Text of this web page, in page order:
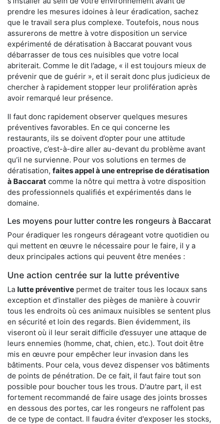
prendre les mesures idoines à leur éradication, sachez
que le travail sera plus complexe. Toutefois, nous nous
assurerons de mettre à votre disposition un service
expérimenté de dératisation à Baccarat pouvant vous
débarrasser de tous ces nuisibles que votre local
abriterait. Comme le dit l’adage, « il est toujours mieux de
prévenir que de guérir », et il serait donc plus judicieux de
chercher à rapidement stopper leur prolifération après
avoir remarqué leur présence.
Il faut donc rapidement observer quelques mesures
préventives favorables. En ce qui concerne les
restaurants, ils se doivent d’opter pour une attitude
proactive, c’est-à-dire aller au-devant du problème avant
qu’il ne survienne. Pour vos solutions en termes de
dératisation, faites appel à une entreprise de dératisation
à Baccarat comme la nôtre qui mettra à votre disposition
des professionnels qualifiés et expérimentés dans le
domaine.
Les moyens pour lutter contre les rongeurs à Baccarat
Pour éradiquer les rongeurs dérageant votre quotidien ou
qui mettent en œuvre le nécessaire pour le faire, il y a
deux principales actions qui peuvent être menées :
Une action centrée sur la lutte préventive
La lutte préventive permet de traiter tous les locaux sans
exception et d'installer des pièges de manière à couvrir
tous les endroits où ces animaux nuisibles se sentent plus
en sécurité et loin des regards. Bien évidemment, ils
viseront où il leur serait difficile d’essuyer une attaque de
leurs ennemies (homme, chat, chien, etc.). Tout doit être
mis en œuvre pour empêcher leur invasion dans les
bâtiments. Pour cela, vous devez dispenser vos bâtiments
de points de pénétration. De ce fait, il faut faire tout son
possible pour boucher tous les trous. D'autre part, il est
fortement recommandé de faire usage des joints brosses
en dessous des portes, car les rongeurs ne raffolent pas
de ce type de contact. Il faudra éviter d'exposer les stocks,